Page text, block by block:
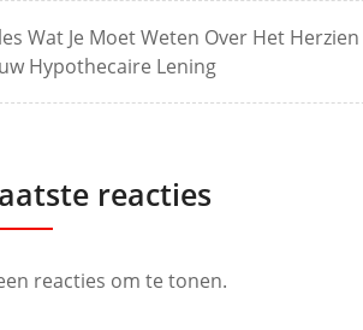
Wat Je Moet Weten Over Het
Hypothecaire Lening
reacties
reacties om te tonen.